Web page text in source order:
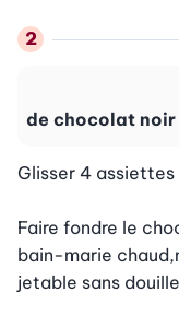
de chocolat noir
Glisser 4
Faire fondre le
bain-marie
jetable sans